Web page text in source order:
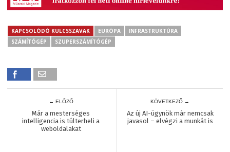
KAPCSOLÓDÓ KULCSSZAVAK EURÓPA
INFRASTRUKTÚRA
SZÁMÍTÓGÉP
SZUPERSZÁMÍTÓGÉP
← ELŐZŐ
Már a mesterséges
intelligencia is túlterheli a
weboldalakat
KÖVETKEZŐ →
Az új AI-ügynök már nemcsak
javasol – elvégzi a munkát is